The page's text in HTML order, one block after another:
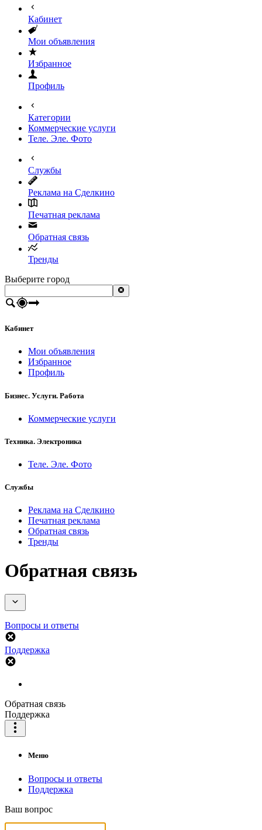
Кабинет
Мои объявления
Избранное
Профиль
Категории
Коммерческие услуги
Теле. Эле. Фото
Службы
Реклама на Сделкино
Печатная реклама
Обратная связь
Тренды
Выберите город
Кабинет
Мои объявления
Избранное
Профиль
Бизнес. Услуги. Работа
Коммерческие услуги
Техника. Электроника
Теле. Эле. Фото
Службы
Реклама на Сделкино
Печатная реклама
Обратная связь
Тренды
Обратная связь
Вопросы и ответы
Поддержка
Обратная связь
Поддержка
Меню
Вопросы и ответы
Поддержка
Ваш вопрос